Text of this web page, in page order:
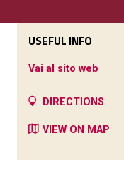
USEFUL INFO
Vai al sito web
DIRECTIONS
VIEW ON MAP